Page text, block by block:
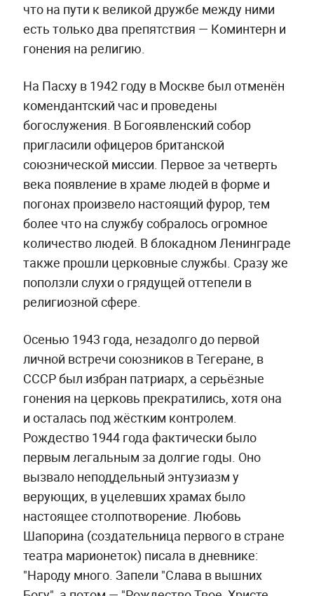
что на пути к великой дружбе между ними
есть только два препятствия — Коминтерн и
гонения на религию.
На Пасху в 1942 году в Москве был отменён
комендантский час и проведены
богослужения. В Богоявленский собор
пригласили офицеров британской
союзнической миссии. Первое за четверть
века появление в храме людей в форме и
погонах произвело настоящий фурор, тем
более что на службу собралось огромное
количество людей. В блокадном Ленинграде
также прошли церковные службы. Сразу же
поползли слухи о грядущей оттепели в
религиозной сфере.
Осенью 1943 года, незадолго до первой
личной встречи союзников в Тегеране, в
СССР был избран патриарх, а серьёзные
гонения на церковь прекратились, хотя она
и осталась под жёстким контролем.
Рождество 1944 года фактически было
первым легальным за долгие годы. Оно
вызвало неподдельный энтузиазм у
верующих, в уцелевших храмах было
настоящее столпотворение. Любовь
Шапорина (создательница первого в стране
театра марионеток) писала в дневнике:
"Народу много. Запели "Слава в вышних